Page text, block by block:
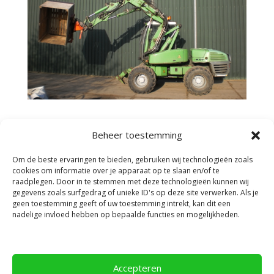
Beheer toestemming
Om de beste ervaringen te bieden, gebruiken wij technologieën zoals
cookies om informatie over je apparaat op te slaan en/of te
raadplegen. Door in te stemmen met deze technologieën kunnen wij
gegevens zoals surfgedrag of unieke ID's op deze site verwerken. Als je
geen toestemming geeft of uw toestemming intrekt, kan dit een
nadelige invloed hebben op bepaalde functies en mogelijkheden.
Accepteren
Facebook